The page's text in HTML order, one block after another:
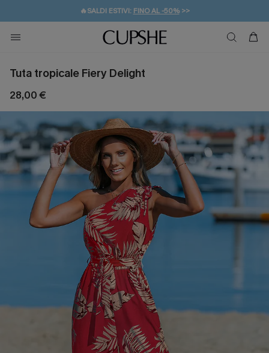
🔥SALDI ESTIVI: FINO AL -50%>>
🚚SPEDIZIONE GRATUITA DA 49€
💌REGALO PER I NUOVI: 20% DI SCONTO*
Tuta tropicale Fiery Delight
28,00 €